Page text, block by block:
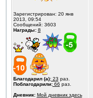
Зарегистрирован: 20 янв
2013, 09:54
Сообщений: 3603
Награды: 8
Благодарил (а):23 раз.
Поблагодарили:66 раз.
Дневник: Мой дневник здесь